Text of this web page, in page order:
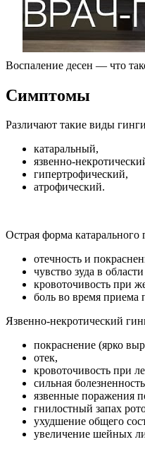
Воспаление десен — что
Симптомы
Различают такие виды
катаральный,
язвенно-
гипертрофический,
атрофический.
Острая форма
отечность и
чувство зуда в
кровоточивость при
боль во время приема
Язвенно-некротический
покраснение (ярко
отек,
кровоточивость при
сильная
язвенные поражения
гнилостный запах
ухудшение общего
увеличение шейных